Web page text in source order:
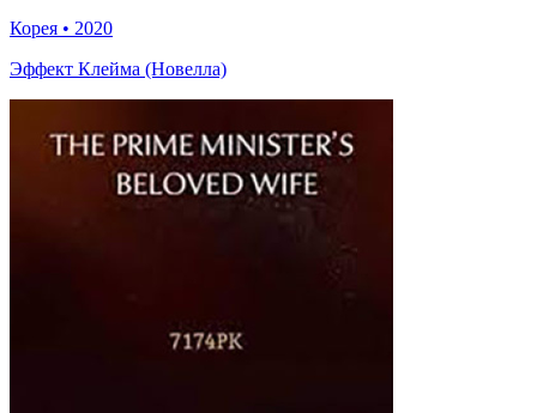
Корея • 2020
Эффект Клейма (Новелла)